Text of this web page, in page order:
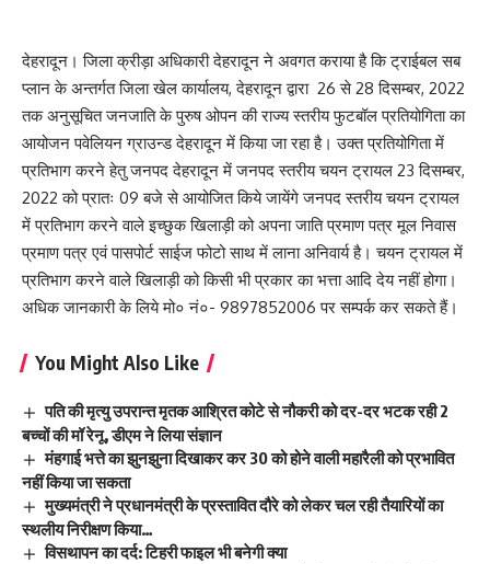
देहरादून। जिला क्रीड़ा अधिकारी देहरादून ने अवगत कराया है कि ट्राईबल सब
प्लान के अन्तर्गत जिला खेल कार्यालय, देहरादून द्वारा 26 से 28 दिसम्बर, 2022
तक अनुसूचित जनजाति के पुरुष ओपन की राज्य स्तरीय फुटबॉल प्रतियोगिता का
आयोजन पवेलियन ग्राउन्ड देहरादून में किया जा रहा है। उक्त प्रतियोगिता में
प्रतिभाग करने हेतु जनपद देहरादून में जनपद स्तरीय चयन ट्रायल 23 दिसम्बर,
2022 को प्रातः 09 बजे से आयोजित किये जायेंगे जनपद स्तरीय चयन ट्रायल
में प्रतिभाग करने वाले इच्छुक खिलाड़ी को अपना जाति प्रमाण पत्र मूल निवास
प्रमाण पत्र एवं पासपोर्ट साईज फोटो साथ में लाना अनिवार्य है। चयन ट्रायल में
प्रतिभाग करने वाले खिलाड़ी को किसी भी प्रकार का भत्ता आदि देय नहीं होगा।
अधिक जानकारी के लिये मो० नं०- 9897852006 पर सम्पर्क कर सकते हैं।
You Might Also Like
पति की मृत्यु उपरान्त मृतक आश्रित कोटे से नौकरी को दर-दर भटक रही 2
बच्चों की मॉ रेनू, डीएम ने लिया संज्ञान
मंहगाई भत्ते का झुनझुना दिखाकर कर 30 को होने वाली महारैली को प्रभावित
नहीं किया जा सकता
मुख्यमंत्री ने प्रधानमंत्री के प्रस्तावित दौरे को लेकर चल रही तैयारियों का
स्थलीय निरीक्षण किया…
विसथापन का दर्द: टिहरी फाइल भी बनेगी क्या